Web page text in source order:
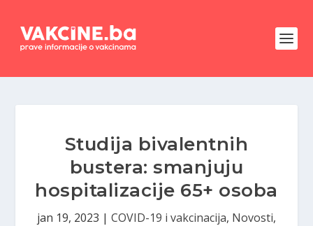
Studija bivalentnih
bustera: smanjuju
hospitalizacije 65+ osoba
jan 19, 2023 | COVID-19 i vakcinacija, Novosti,